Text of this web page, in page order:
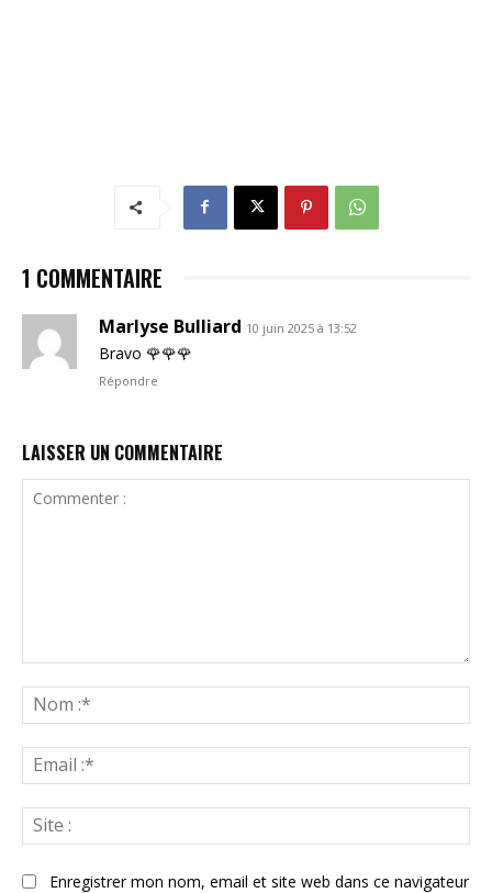
1 COMMENTAIRE
Marlyse Bulliard 10 juin 2025 à 13:52
Bravo 🌹🌹🌹
Répondre
LAISSER UN COMMENTAIRE
:*
:*
:
Enregistrer mon nom, email et site web dans ce navigateur